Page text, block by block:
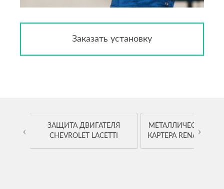
Заказать установку
ЗАЩИТА ДВИГАТЕЛЯ
CHEVROLET LACETTI
МЕТАЛЛИЧЕСКАЯ
КАРТЕРА RENAULT
‹ ›